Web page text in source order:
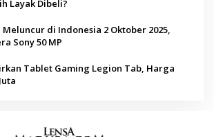
Layak Dibeli?
Meluncur di Indonesia 2 Oktober 2025,
Sony 50 MP
Tablet Gaming Legion Tab, Harga